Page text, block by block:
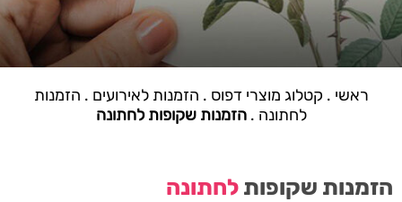
ראשי . קטלוג מוצרי דפוס . הזמנות לאירועים . הזמנות
לחתונה .הזמנות שקופות לחתונה
הזמנות שקופות לחתונה